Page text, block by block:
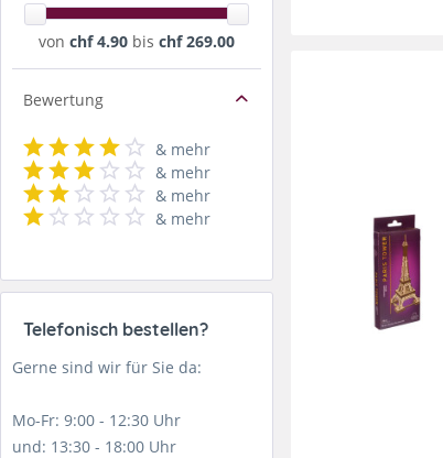
von chf 4.90 bis chf 269.00
Bewertung
& mehr
& mehr
& mehr
& mehr
Telefonisch bestellen?
Gerne sind wir für Sie da:
Mo-Fr: 9:00 - 12:30 Uhr
und: 13:30 - 18:00 Uhr